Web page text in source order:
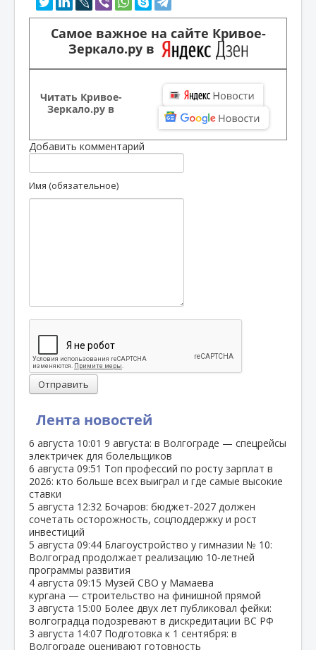
Лента новостей
6 августа 10:01 9 августа: в Волгограде — спецрейсы
электричек для болельщиков
6 августа 09:51 Топ профессий по росту зарплат в
2026: кто больше всех выиграл и где самые высокие
ставки
5 августа 12:32 Бочаров: бюджет‑2027 должен
сочетать осторожность, соцподдержку и рост
инвестиций
5 августа 09:44 Благоустройство у гимназии № 10:
Волгоград продолжает реализацию 10‑летней
программы развития
4 августа 09:15 Музей СВО у Мамаева
кургана — строительство на финишной прямой
3 августа 15:00 Более двух лет публиковал фейки:
волгоградца подозревают в дискредитации ВС РФ
3 августа 14:07 Подготовка к 1 сентября: в
Волгограде оценивают готовность
Самое важное на сайте Кривое-
Зеркало.ру в
Читать Кривое-
Зеркало.ру в
Добавить комментарий
Имя (обязательное)
Отправить